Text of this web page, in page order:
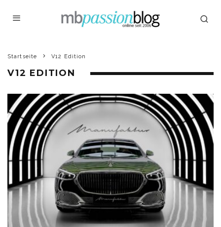
Startseite V12 Edition
V12 EDITION